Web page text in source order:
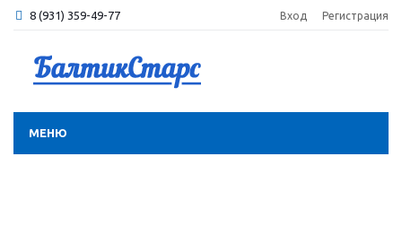
8 (931) 359-49-77 Вход Регистрация
МЕНЮ